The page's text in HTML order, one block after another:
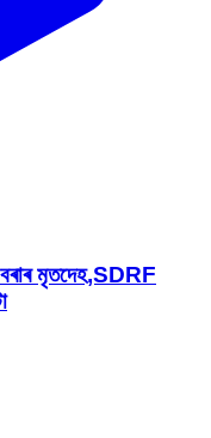
বৰাৰ মৃতদেহ,SDRF